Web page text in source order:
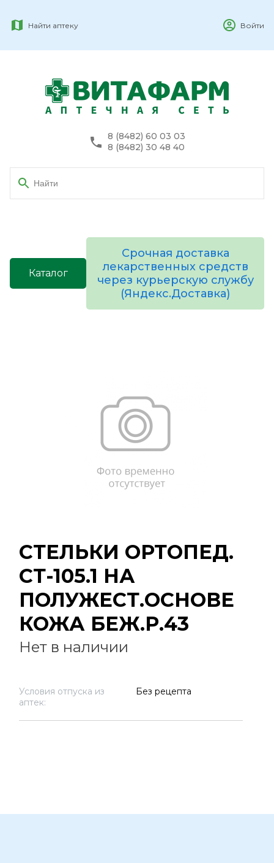
Найти аптеку Войти
8 (8482) 60 03 03
8 (8482) 30 48 40
Каталог
Срочная доставка
лекарственных средств
через курьерскую службу
(Яндекс.Доставка)
СТЕЛЬКИ ОРТОПЕД.
СТ-105.1 НА
ПОЛУЖЕСТ.ОСНОВЕ
КОЖА БЕЖ.Р.43
Нет в наличии
Условия отпуска из
аптек:
Без рецепта